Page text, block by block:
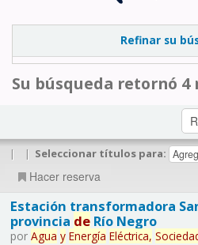
Refinar su
Su búsqueda retornó 4
| | Seleccionar títulos para:
Hacer reserva
Estación transformadora
provincia deRío Negro
por Agua y Energía Eléctrica,